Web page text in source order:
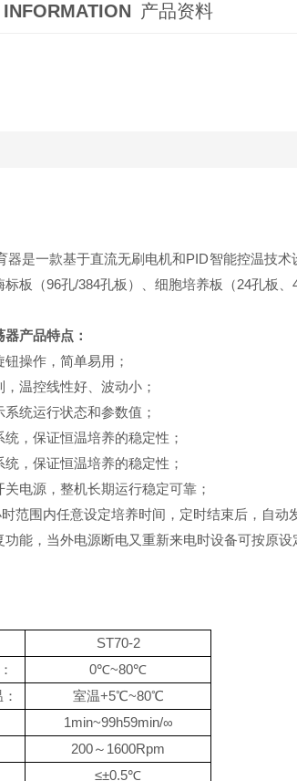
产品资料
器是一款基于直流无刷电机和PID智能控温技
标板（96孔/384孔板）、细胞培养板（24孔板
器产品特点：
操作，简单易用；
温控线性好、波动小；
统运行状态和参数值；
，保证恒温培养的稳定性；
，保证恒温培养的稳定性；
电源，整机长期运行稳定可靠；
范围内任意设定培养时间，定时结束后，自动
能，当外电源断电又重新来电时设备可按原设
ST70-2
0℃~80℃
室温+5℃~80℃
1min~99h59min/∞
200～1600Rpm
≤±0.5℃